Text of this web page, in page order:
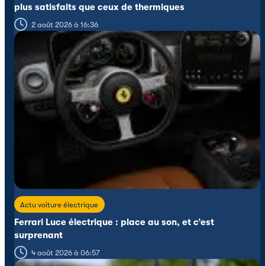
plus satisfaits que ceux de thermiques
2 août 2026 à 16:36
Actu voiture électrique
Ferrari Luce électrique : place au son, et c’est
surprenant
4 août 2026 à 06:57